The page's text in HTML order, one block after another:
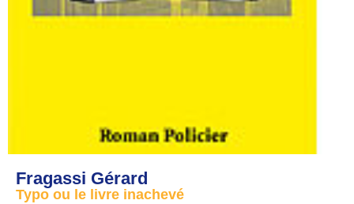
Fragassi Gérard
Typo ou le livre inachevé